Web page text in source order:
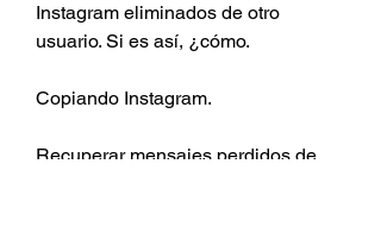
Instagram eliminados de otro
usuario. Si es así, ¿cómo.
Copiando Instagram.
Recuperar mensajes perdidos de